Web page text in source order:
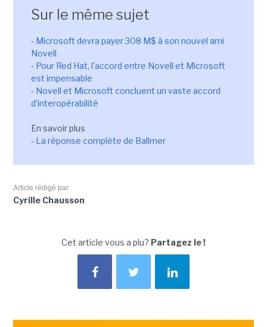
Sur le même sujet
- Microsoft devra payer 308 M$ à son nouvel ami
Novell
- Pour Red Hat, l'accord entre Novell et Microsoft
est impensable
- Novell et Microsoft concluent un vaste accord
d'interopérabilité
En savoir plus
- La réponse complète de Ballmer
Article rédigé par
Cyrille Chausson
Cet article vous a plu? Partagez le !